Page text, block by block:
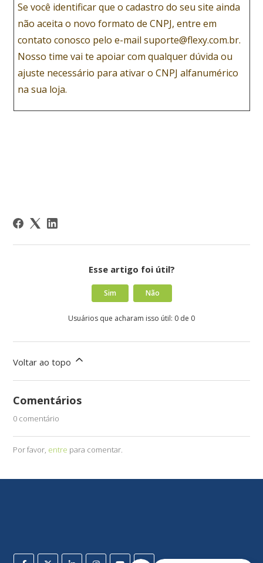
Se você identificar que o cadastro do seu site ainda
não aceita o novo formato de CNPJ, entre em
contato conosco pelo e-mail suporte@flexy.com.br.
Nosso time vai te apoiar com qualquer dúvida ou
ajuste necessário para ativar o CNPJ alfanumérico
na sua loja.
Esse artigo foi útil?
Sim Não
Usuários que acharam isso útil: 0 de 0
Voltar ao topo
Comentários
0 comentário
Por favor, entre para comentar.